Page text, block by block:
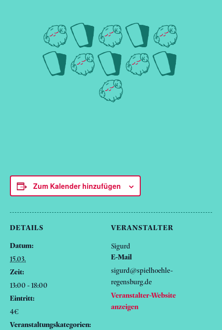
Zum Kalender hinzufügen
DETAILS
Datum:
15.03.
Zeit:
13:00 - 18:00
Eintritt:
4€
Veranstaltungskategorien:
VERANSTALTER
Sigurd
E-Mail
sigurd@spielhoehle-
regensburg.de
Veranstalter-Website
anzeigen